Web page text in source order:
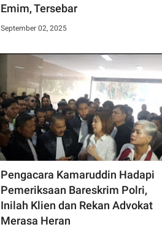
Emim, Tersebar
September 02, 2025
Pengacara Kamaruddin Hadapi
Pemeriksaan Bareskrim Polri,
Inilah Klien dan Rekan Advokat
Merasa Heran